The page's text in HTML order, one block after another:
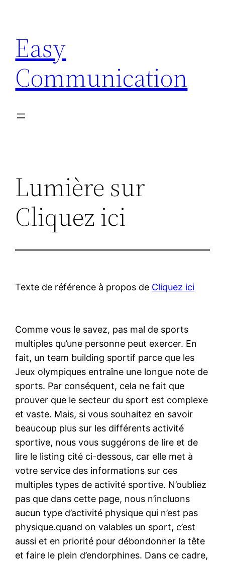
contenu
Easy
Communication
Lumière sur
Cliquez ici
Texte de référence à propos de Cliquez ici
Comme vous le savez, pas mal de sports
multiples qu’une personne peut exercer. En
fait, un team building sportif parce que les
Jeux olympiques entraîne une longue note de
sports. Par conséquent, cela ne fait que
prouver que le secteur du sport est complexe
et vaste. Mais, si vous souhaitez en savoir
beaucoup plus sur les différents activité
sportive, nous vous suggérons de lire et de
lire le listing cité ci-dessous, car elle met à
votre service des informations sur ces
multiples types de activité sportive. N’oubliez
pas que dans cette page, nous n’incluons
aucun type d’activité physique qui n’est pas
physique.quand on valables un sport, c’est
aussi et en priorité pour débondonner la tête
et faire le plein d’endorphines. Dans ce cadre,